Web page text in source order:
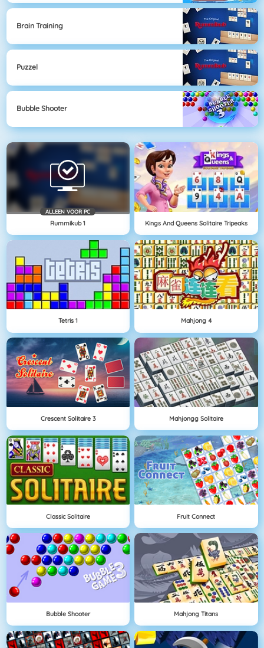
Brain Training
Puzzel
Bubble Shooter
ALLEEN VOOR PC
Rummikub 1 Kings And Queens Solitaire Tripeaks
Tetris 1 Mahjong 4
Crescent Solitaire 3 Mahjongg Solitaire
Classic Solitaire Fruit Connect
Bubble Shooter Mahjong Titans